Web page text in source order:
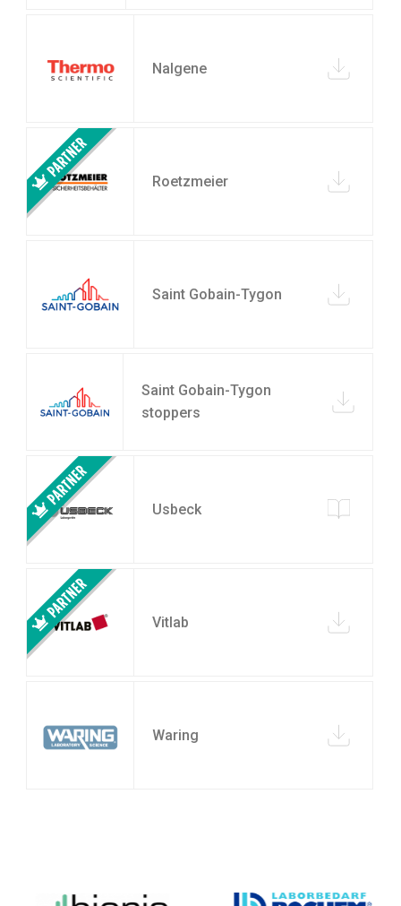
Nalgene
Roetzmeier
Saint Gobain-Tygon
Saint Gobain-Tygon
stoppers
Usbeck
Vitlab
Waring